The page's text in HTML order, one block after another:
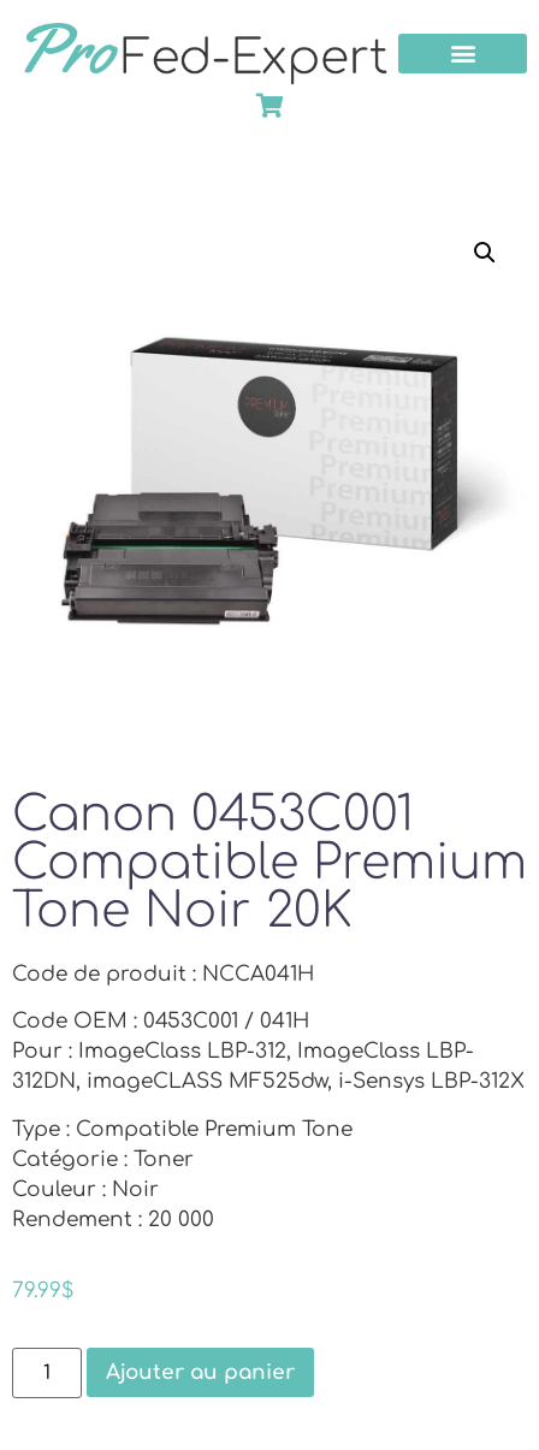
Canon 0453C001
Compatible Premium
Tone Noir 20K
Code de produit : NCCA041H
Code OEM : 0453C001 / 041H
Pour : ImageClass LBP-312, ImageClass LBP-
312DN, imageCLASS MF525dw, i-Sensys LBP-312X
Type : Compatible Premium Tone
Catégorie : Toner
Couleur : Noir
Rendement : 20 000
79.99$
Ajouter au panier